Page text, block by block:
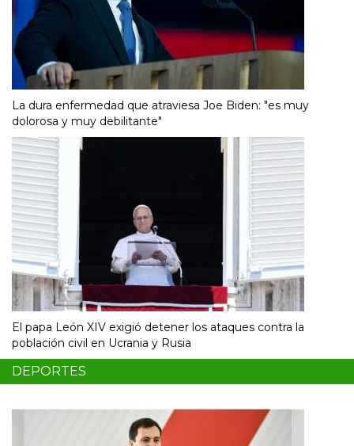
La dura enfermedad que atraviesa Joe Biden: "es muy
dolorosa y muy debilitante"
El papa León XIV exigió detener los ataques contra la
población civil en Ucrania y Rusia
DEPORTES